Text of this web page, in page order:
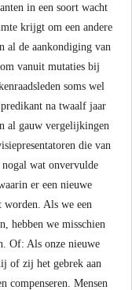
in een soort wacht
krijgt om een andere
al de aankondiging van
vanuit mutaties bij
soms wel
na twaalf jaar
al gauw vergelijkingen
die van
wat onvervulde
er een nieuwe
Als we een
hebben we misschien
Of: Als onze nieuwe
of zij het gebrek aan
compenseren. Mensen